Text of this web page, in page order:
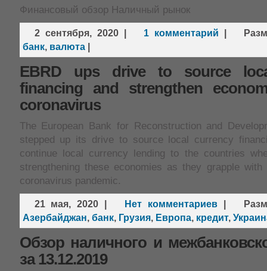
Финансовый обзор Наличный рынок
2 сентября, 2020| 1 комментарий
банк, валюта|
EBRD ups drive to source
financing and strengthen
coronavirus
The European Bank for Reconstruction and
stepped up its drive to source local currency
continue local currency lending to the countries
strengthening these economies as they grapple
coronavirus pandemic.
21 мая, 2020 Нет комментариев
Азербайджан, банк, Грузия, Европа, кредит,
Обзор наличного и
за 13.12.2019